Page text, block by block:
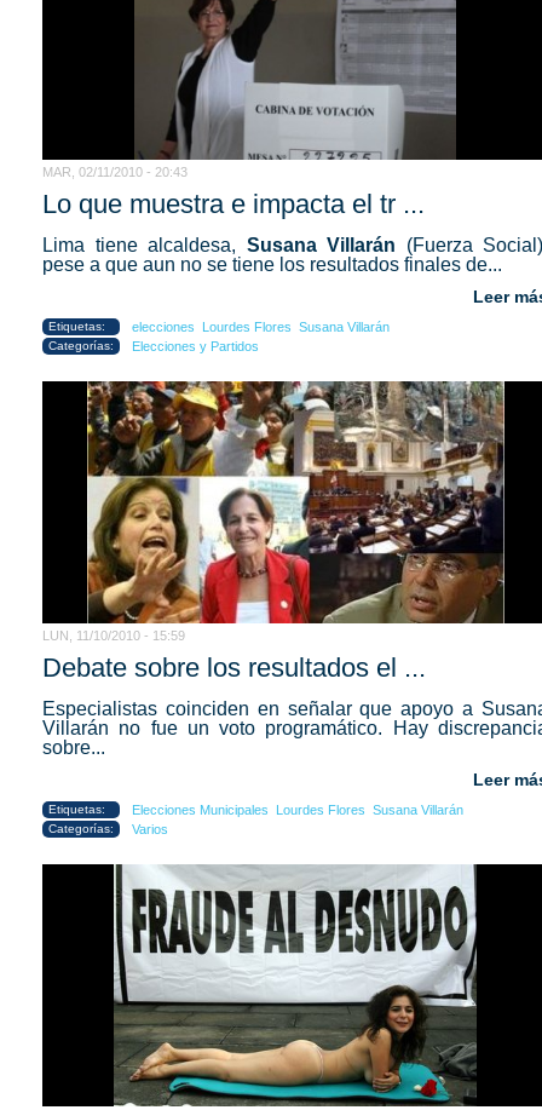
MAR, 02/11/2010 - 20:43
Lo que muestra e impacta el tr ...
Lima tiene alcaldesa, Susana Villarán (Fuerza
pese a que aun no se tiene los resultados finales de...
Leer
Etiquetas: elecciones Lourdes Flores Susana Villarán
Categorías: Elecciones y Partidos
LUN, 11/10/2010 - 15:59
Debate sobre los resultados el ...
Especialistas coinciden en señalar que apoyo a
Villarán no fue un voto programático. Hay
sobre...
Leer
Etiquetas: Elecciones Municipales Lourdes Flores Susana Villarán
Categorías: Varios